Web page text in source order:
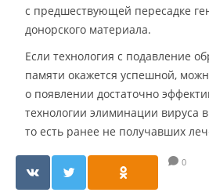
с предшествующей пересадке
донорского материала.
Если технология с подавление
памяти окажется успешной,
о появлении достаточно
технологии элиминации вируса
то есть ранее не получавших
0